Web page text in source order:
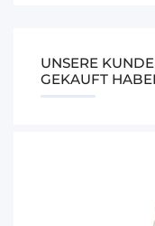
UNSERE
GEKAUFT